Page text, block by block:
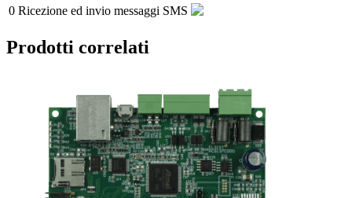
0 Ricezione ed invio messaggi SMS
Prodotti correlati